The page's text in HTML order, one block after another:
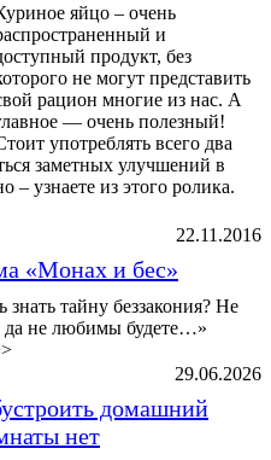
яйцо – очень
и
продукт, без
не могут представить
рацион многие из нас. А
— очень полезный!
употреблять всего два
заметных улучшений в
– узнаете из этого ролика.
22.11.2016
«Монах и бес»
знать тайну беззакония? Не
да не любимы будете…»
29.06.2026
домашний
нет